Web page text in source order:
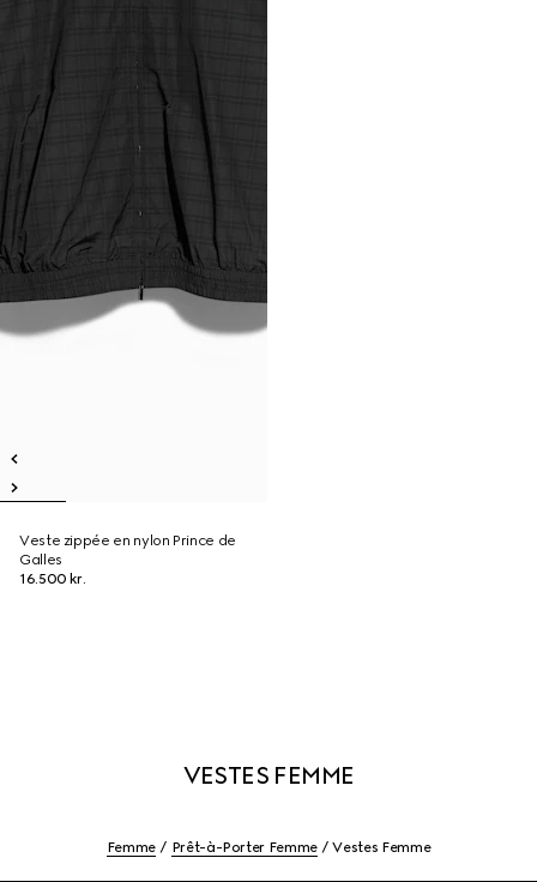
Veste zippée en nylon Prince de
Galles
16.500 kr.
VESTES FEMME
Femme Prêt-à-Porter Femme Vestes Femme